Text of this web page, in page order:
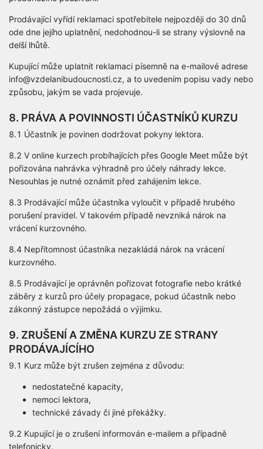
Prodávající vyřídí reklamaci spotřebitele nejpozději do 30 dnů
ode dne jejího uplatnění, nedohodnou-li se strany výslovně na
delší lhůtě.
Kupující může uplatnit reklamaci písemně na e-mailové adrese
info@vzdelanibudoucnosti.cz, a to uvedením popisu vady nebo
způsobu, jakým se vada projevuje.
8. PRÁVA A POVINNOSTI ÚČASTNÍKŮ KURZU
8.1 Účastník je povinen dodržovat pokyny lektora.
8.2 V online kurzech probíhajících přes Google Meet může být
pořizována nahrávka výhradně pro účely náhrady lekce.
Nesouhlas je nutné oznámit před zahájením lekce.
8.3 Prodávající může účastníka vyloučit v případě hrubého
porušení pravidel. V takovém případě nevzniká nárok na
vrácení kurzovného.
8.4 Nepřítomnost účastníka nezakládá nárok na vrácení
kurzovného.
8.5 Prodávající je oprávněn pořizovat fotografie nebo krátké
záběry z kurzů pro účely propagace, pokud účastník nebo
zákonný zástupce nepožádá o výjimku.
9. ZRUŠENÍ A ZMĚNA KURZU ZE STRANY
PRODÁVAJÍCÍHO
9.1 Kurz může být zrušen zejména z důvodu:
nedostatečné kapacity,
nemoci lektora,
technické závady či jiné překážky.
9.2 Kupující je o zrušení informován e-mailem a případně
telefonicky.